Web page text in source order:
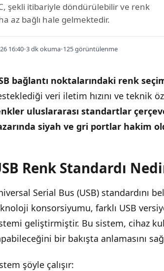
şekli itibariyle döndürülebilir ve renk
az bağlı hale gelmektedir.
16:40•3 dk okuma•125 görüntülenme
bağlantı noktalarındaki renk
veri iletim hızını ve teknik
uluslararası standartlar
siyah ve gri portlar hakim
İÇINDEKILER ›
USB Renk Standardı Nedir
Modernleşme Yolunda Adımlar
Gelecek: USB 4 ve Tip-C Dönem
Renk Standardı
Serial Bus (USB) standardını
konsorsiyumu, farklı USB
geliştirmiştir. Bu sistem, cihaz
bir bakışta anlamasını
şöyle çalışır: